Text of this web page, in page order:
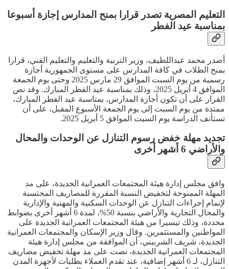
التعليم المصرية تصدر قرارا بمنح المدارس إجازة أسبوعا
بمناسبة عيد الفطر
أصدر محمد عبداللطيف، وزير التربية والتعليم والتعليم الفني، قرارا
بمنح الطلاب في كافة المدارس على مستوى الجمهورية أجازة
رسمية من يوم السبت الموافق 29 مارس 2025 وحتى يوم الجمعة
الموافق 4 أبريل 2025، وذلك بمناسبة عيد الفطر المبارك. وقد نص
القرار على أن تكون أجازة المدارس، بمناسبة عيد الفطر المبارك،
ممتدة من يوم السبت إلى يوم الجمعة الأسبوع المقبل، على أن
تستأنف الدراسة يوم السبت الموافق 5 أبريل 2025.
تجديد مهلة خفض رسوم التنازل عن الوحدات والمحال
والأراضي 6 أشهر أخرى
وافق مجلس إدارة هيئة المجتمعات العمرانية الجديدة، على مد
المهلة الممنوحة لتخفيض النسبة المقررة للمصاريف المحتسبة
لإتمام إجراءات التنازل عن الوحدات السكنية والمهنية والإدارية
والمحال التجارية والأراضي بنسبة 50%، لمدة 6 أشهر أخرى بضوابط
محددة، وذلك تيسيرا من هيئة المجتمعات العمرانية الجديدة على
المواطنين والمستثمرين. وقال وزير الإسكان والمجتمعات العمرانية
الجديدة، شريف الشربيني، أن الموافقة من مجلس إدارة هيئة
المجتمعات العمرانية الجديدة، نصت على مد مهلة تخفيض مصاريف
التنازل، لـ 6 أشهر إضافية، عند تقدم العملاء بطلبات لأجهزة المدن